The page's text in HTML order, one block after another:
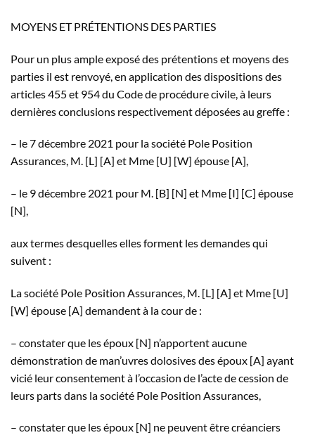
MOYENS ET PRÉTENTIONS DES PARTIES
Pour un plus ample exposé des prétentions et moyens des
parties il est renvoyé, en application des dispositions des
articles 455 et 954 du Code de procédure civile, à leurs
dernières conclusions respectivement déposées au greffe :
– le 7 décembre 2021 pour la société Pole Position
Assurances, M. [L] [A] et Mme [U] [W] épouse [A],
– le 9 décembre 2021 pour M. [B] [N] et Mme [I] [C] épouse
[N],
aux termes desquelles elles forment les demandes qui
suivent :
La société Pole Position Assurances, M. [L] [A] et Mme [U]
[W] épouse [A] demandent à la cour de :
– constater que les époux [N] n’apportent aucune
démonstration de man’uvres dolosives des époux [A] ayant
vicié leur consentement à l’occasion de l’acte de cession de
leurs parts dans la société Pole Position Assurances,
– constater que les époux [N] ne peuvent être créanciers